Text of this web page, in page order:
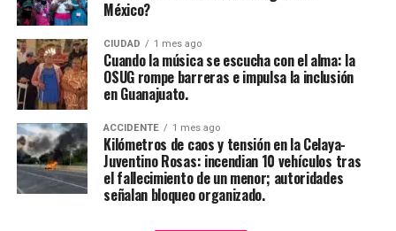
México?
CIUDAD 1 mes ago
Cuando la música se escucha con el alma: la
OSUG rompe barreras e impulsa la inclusión
en Guanajuato.
ACCIDENTE 1 mes ago
Kilómetros de caos y tensión en la Celaya-
Juventino Rosas: incendian 10 vehículos tras
el fallecimiento de un menor; autoridades
señalan bloqueo organizado.